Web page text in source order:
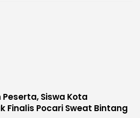
Siswa Kota
Finalis Pocari Sweat Bintang